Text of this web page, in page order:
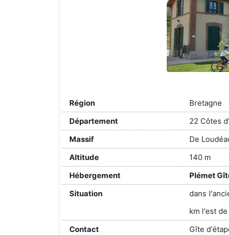
Région
Bretagne
Département
22 Côtes
Massif
De
Altitude
140 m
Hébergement
Plémet
Situation
dans
km l'est
Contact
Gîte